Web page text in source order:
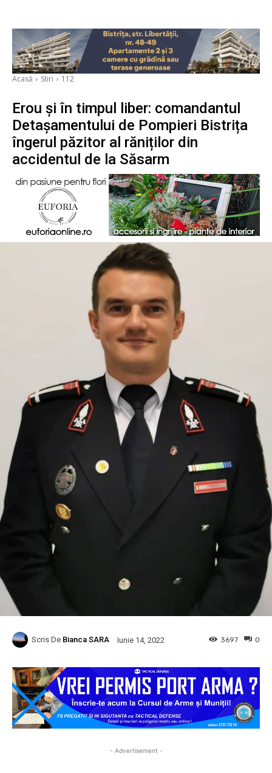
Acasă Stiri 112
Erou și în timpul liber: comandantul
Detașamentului de Pompieri Bistrița
îngerul păzitor al răniților din
accidentul de la Săsarm
Scris De Bianca SARA Iunie 14, 2022 0
3697
- Advertisement -